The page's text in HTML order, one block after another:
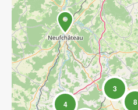
8
4
3